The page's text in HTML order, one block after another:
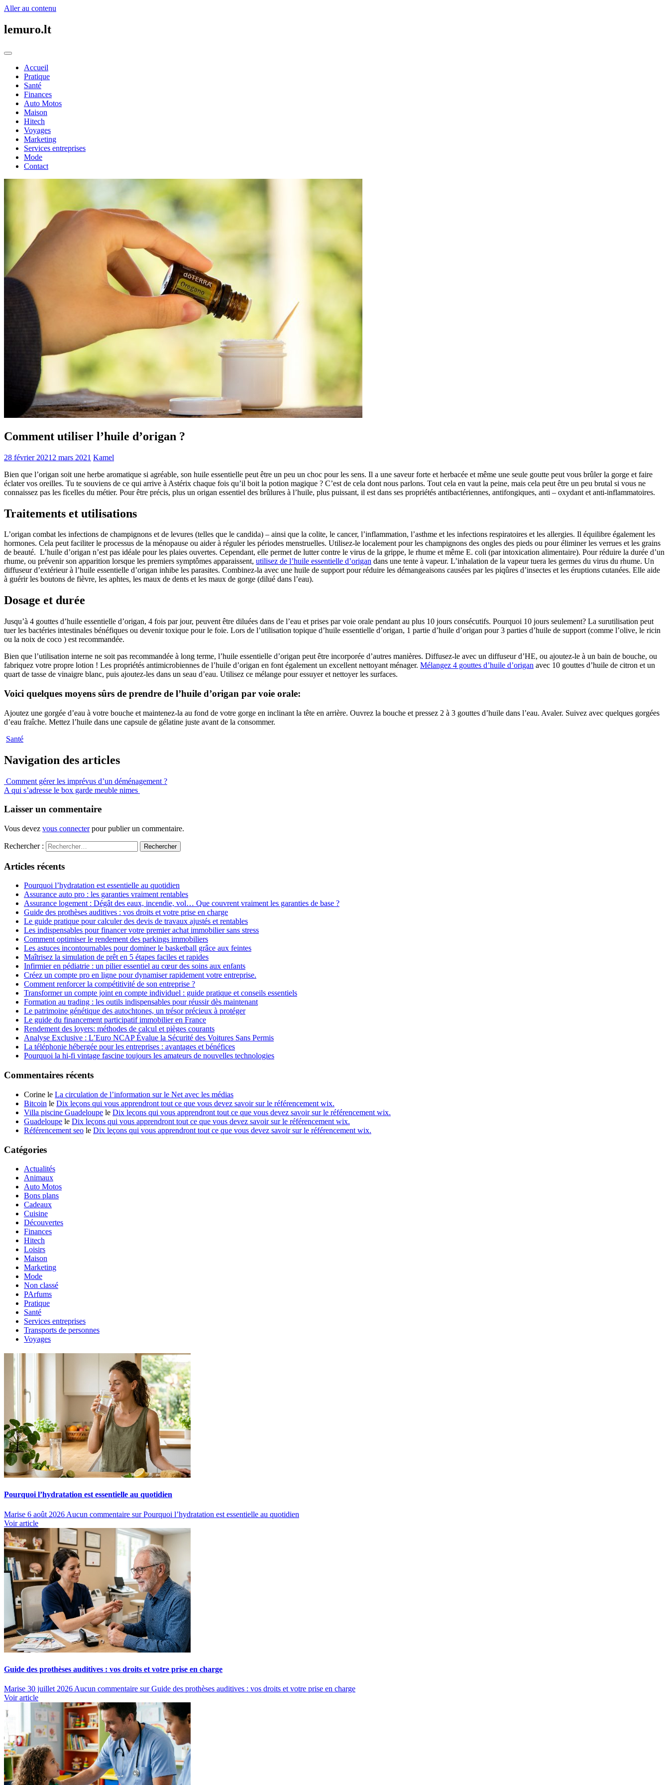
Aller au contenu
lemuro.lt
Accueil
Pratique
Santé
Finances
Auto Motos
Maison
Hitech
Voyages
Marketing
Services entreprises
Mode
Contact
Comment utiliser l’huile d’origan ?
28 février 2021 2 mars 2021 Kamel
Bien que l’origan soit une herbe aromatique si agréable, son huile essentielle peut être un peu un choc pour les sens. Il a une saveur forte et herbacée et même une seule goutte peut vous brûler la gorge et faire
éclater vos oreilles. Tu te souviens de ce qui arrive à Astérix chaque fois qu’il boit la potion magique ? C’est de cela dont nous parlons. Tout cela en vaut la peine, mais cela peut être un peu brutal si vous ne
connaissez pas les ficelles du métier. Pour être précis, plus un origan essentiel des brûlures à l’huile, plus puissant, il est dans ses propriétés antibactériennes, antifongiques, anti – oxydant et anti-inflammatoires.
Traitements et utilisations
L’origan combat les infections de champignons et de levures (telles que le candida) – ainsi que la colite, le cancer, l’inflammation, l’asthme et les infections respiratoires et les allergies. Il équilibre également les
hormones. Cela peut faciliter le processus de la ménopause ou aider à réguler les périodes menstruelles. Utilisez-le localement pour les champignons des ongles des pieds ou pour éliminer les verrues et les grains
de beauté. L’huile d’origan n’est pas idéale pour les plaies ouvertes. Cependant, elle permet de lutter contre le virus de la grippe, le rhume et même E. coli (par intoxication alimentaire). Pour réduire la durée d’un
rhume, ou prévenir son apparition lorsque les premiers symptômes apparaissent, utilisez de l’huile essentielle d’origan dans une tente à vapeur. L’inhalation de la vapeur tuera les germes du virus du rhume. Un
diffuseur d’extérieur à l’huile essentielle d’origan inhibe les parasites. Combinez-la avec une huile de support pour réduire les démangeaisons causées par les piqûres d’insectes et les éruptions cutanées. Elle aide
à guérir les boutons de fièvre, les aphtes, les maux de dents et les maux de gorge (dilué dans l’eau).
Dosage et durée
Jusqu’à 4 gouttes d’huile essentielle d’origan, 4 fois par jour, peuvent être diluées dans de l’eau et prises par voie orale pendant au plus 10 jours consécutifs. Pourquoi 10 jours seulement? La surutilisation peut
tuer les bactéries intestinales bénéfiques ou devenir toxique pour le foie. Lors de l’utilisation topique d’huile essentielle d’origan, 1 partie d’huile d’origan pour 3 parties d’huile de support (comme l’olive, le ricin
ou la noix de coco ) est recommandée.
Bien que l’utilisation interne ne soit pas recommandée à long terme, l’huile essentielle d’origan peut être incorporée d’autres manières. Diffusez-le avec un diffuseur d’HE, ou ajoutez-le à un bain de bouche, ou
fabriquez votre propre lotion ! Les propriétés antimicrobiennes de l’huile d’origan en font également un excellent nettoyant ménager. Mélangez 4 gouttes d’huile d’origan avec 10 gouttes d’huile de citron et un
quart de tasse de vinaigre blanc, puis ajoutez-les dans un seau d’eau. Utilisez ce mélange pour essuyer et nettoyer les surfaces.
Voici quelques moyens sûrs de prendre de l’huile d’origan par voie orale:
Ajoutez une gorgée d’eau à votre bouche et maintenez-la au fond de votre gorge en inclinant la tête en arrière. Ouvrez la bouche et pressez 2 à 3 gouttes d’huile dans l’eau. Avaler. Suivez avec quelques gorgées
d’eau fraîche. Mettez l’huile dans une capsule de gélatine juste avant de la consommer.
Santé
Navigation des articles
Comment gérer les imprévus d’un déménagement ?
A qui s’adresse le box garde meuble nimes
Laisser un commentaire
Vous devez vous connecterpour publier un commentaire.
Rechercher :
Articles récents
Pourquoi l’hydratation est essentielle au quotidien
Assurance auto pro : les garanties vraiment rentables
Assurance logement : Dégât des eaux, incendie, vol… Que couvrent vraiment les garanties de base ?
Guide des prothèses auditives : vos droits et votre prise en charge
Le guide pratique pour calculer des devis de travaux ajustés et rentables
Les indispensables pour financer votre premier achat immobilier sans stress
Comment optimiser le rendement des parkings immobiliers
Les astuces incontournables pour dominer le basketball grâce aux feintes
Maîtrisez la simulation de prêt en 5 étapes faciles et rapides
Infirmier en pédiatrie : un pilier essentiel au cœur des soins aux enfants
Créez un compte pro en ligne pour dynamiser rapidement votre entreprise.
Comment renforcer la compétitivité de son entreprise ?
Transformer un compte joint en compte individuel : guide pratique et conseils essentiels
Formation au trading : les outils indispensables pour réussir dès maintenant
Le patrimoine génétique des autochtones, un trésor précieux à protéger
Le guide du financement participatif immobilier en France
Rendement des loyers: méthodes de calcul et pièges courants
Analyse Exclusive : L’Euro NCAP Évalue la Sécurité des Voitures Sans Permis
La téléphonie hébergée pour les entreprises : avantages et bénéfices
Pourquoi la hi-fi vintage fascine toujours les amateurs de nouvelles technologies
Commentaires récents
Corine le La circulation de l’information sur le Net avec les médias
Bitcoin le Dix leçons qui vous apprendront tout ce que vous devez savoir sur le référencement wix.
Villa piscine Guadeloupe le Dix leçons qui vous apprendront tout ce que vous devez savoir sur le référencement wix.
Guadeloupe le Dix leçons qui vous apprendront tout ce que vous devez savoir sur le référencement wix.
Référencement seo le Dix leçons qui vous apprendront tout ce que vous devez savoir sur le référencement wix.
Catégories
Actualités
Animaux
Auto Motos
Bons plans
Cadeaux
Cuisine
Découvertes
Finances
Hitech
Loisirs
Maison
Marketing
Mode
Non classé
PArfums
Pratique
Santé
Services entreprises
Transports de personnes
Voyages
Pourquoi l’hydratation est essentielle au quotidien
Marise 6 août 2026 Aucun commentaire sur Pourquoi l’hydratation est essentielle au quotidien
Voir article
Guide des prothèses auditives : vos droits et votre prise en charge
Marise 30 juillet 2026 Aucun commentaire sur Guide des prothèses auditives : vos droits et votre prise en charge
Voir article